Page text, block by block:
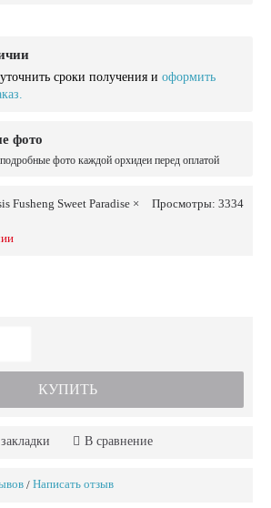
сроки получения и оформить
фото
фото каждой орхидеи перед оплатой
Просмотры: 3334
Fusheng Sweet Paradise ×
КУПИТЬ
В сравнение
/ Написать отзыв